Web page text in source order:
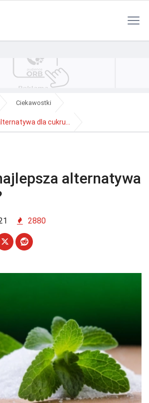
Ciekawostki
dla cukru...
alternatywa
2880